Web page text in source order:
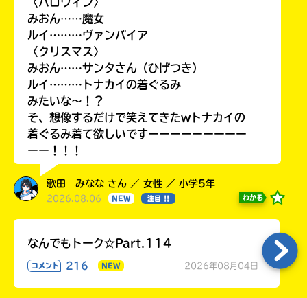
〈ハロウィン〉
みおん……魔女
ルイ………ヴァンパイア
〈クリスマス〉
みおん……サンタさん（ひげつき）
ルイ………トナカイの着ぐるみ
みたいな〜！？
そ、想像するだけで笑えてきたwトナカイの
着ぐるみ着て欲しいですーーーーーーーーー
ーー！！！
歌田 みなな さん ／ 女性 ／ 小学5年
2026.08.06 NEW 注目 !! わかる
なんでもトーク☆Part.114
コメント 216 NEW 2026年08月04日